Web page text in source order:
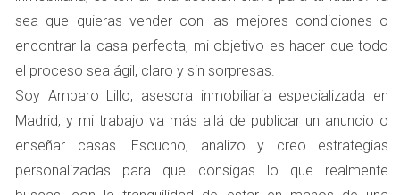
INTERNACIONALES
Uno de los principales beneficios de un tour virtual es su
capacidad para atraer a compradores que se encuentran
fuera del país. Imagina a una familia que busca mudarse
a España desde el extranjero; lo primero que desean es
tener una idea clara del lugar donde vivirán. Al ofrecer
un tour virtual del chalet en Boadilla del Monte, Amparo
sea que quieras vender con las mejores condiciones o
encontrar la casa perfecta, mi objetivo es hacer que todo
el proceso sea ágil, claro y sin sorpresas.
Soy Amparo Lillo, asesora inmobiliaria especializada en
Madrid, y mi trabajo va más allá de publicar un anuncio o
enseñar casas. Escucho, analizo y creo estrategias
personalizadas para que consigas lo que realmente